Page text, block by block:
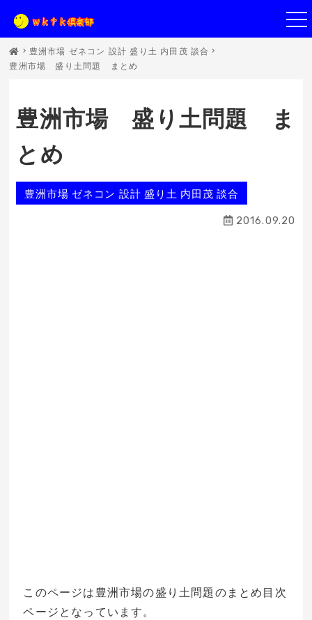
豊洲市場 ゼネコン 設計 盛り土 内田茂 談合
豊洲市場 盛り土問題 まとめ
豊洲市場 盛り土問題 ま
とめ
豊洲市場 ゼネコン 設計 盛り土 内田茂 談合
2016.09.20
このページは豊洲市場の盛り土問題のまとめ目次
ページとなっています。